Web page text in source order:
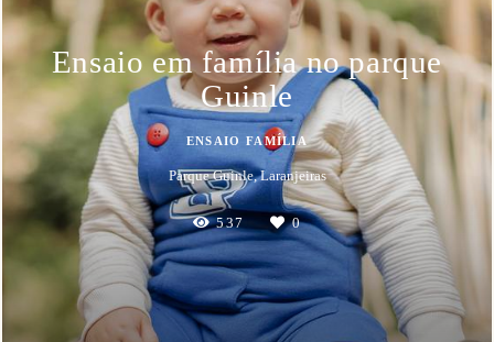
Ensaio em família no parque
Guinle
ENSAIO FAMÍLIA
Parque Guinle, Laranjeiras
537 0